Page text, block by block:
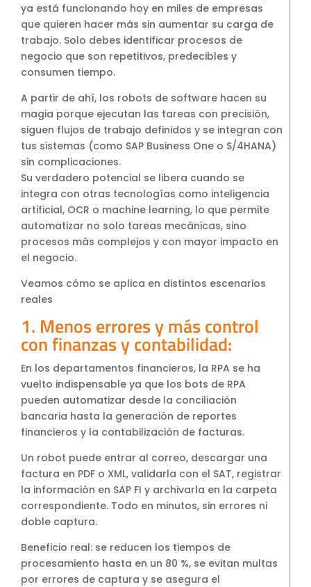
ya está funcionando hoy en miles de empresas
que quieren hacer más sin aumentar su carga de
trabajo. Solo debes identificar procesos de
negocio que son repetitivos, predecibles y
consumen tiempo.
A partir de ahí, los robots de software hacen su
magia porque ejecutan las tareas con precisión,
siguen flujos de trabajo definidos y se integran con
tus sistemas (como SAP Business One o S/4HANA)
sin complicaciones.
Su verdadero potencial se libera cuando se
integra con otras tecnologías como inteligencia
artificial, OCR o machine learning, lo que permite
automatizar no solo tareas mecánicas, sino
procesos más complejos y con mayor impacto en
el negocio.
Veamos cómo se aplica en distintos escenarios
reales
1. Menos errores y más control
con finanzas y contabilidad:
En los departamentos financieros, la RPA se ha
vuelto indispensable ya que los bots de RPA
pueden automatizar desde la conciliación
bancaria hasta la generación de reportes
financieros y la contabilización de facturas.
Un robot puede entrar al correo, descargar una
factura en PDF o XML, validarla con el SAT, registrar
la información en SAP FI y archivarla en la carpeta
correspondiente. Todo en minutos, sin errores ni
doble captura.
Beneficio real: se reducen los tiempos de
procesamiento hasta en un 80 %, se evitan multas
por errores de captura y se asegura el